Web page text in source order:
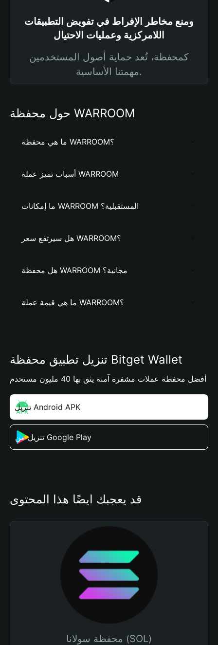
ومنع مخاطر الإفراط في تفويض التطبيقات
اللامركزية وعمليات الاحتيال
كمحفظة، تُعد حماية أصول المستخدمين
مهمتنا الأساسية.
حول محفظة WARROOM
ما هي محفظة WARROOM؟
أسباب تميز عملة WARROOM
ما إمكانات WARROOM المستقبلية؟
هل سيرتفع سعر WARROOM؟
هل محفظة WARROOM مجانية؟
ما هي قيمة عملة WARROOM؟
تنزيل تطبيق محفظة Bitget Wallet
أفضل محفظة عملات مشفرة آمنة يثق بها 40 مليون مستخدم
تنزيل Android APK
تنزيل من Google Play
قد يعجبك أيضًا هذا المحتوى
محفظة سولانا (SOL)